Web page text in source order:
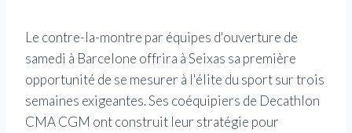
Le contre-la-montre par équipes d'ouverture de
samedi à Barcelone offrira à Seixas sa première
opportunité de se mesurer à l'élite du sport sur trois
semaines exigeantes. Ses coéquipiers de Decathlon
CMA CGM ont construit leur stratégie pour